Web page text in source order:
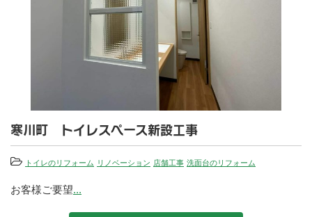
寒川町 トイレスペース新設工事
トイレのリフォーム リノベーション 店舗工事 洗面台のリフォーム
お客様ご要望...